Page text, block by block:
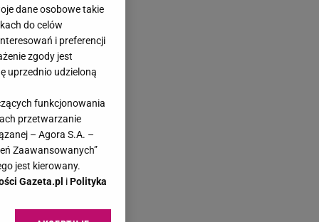
dane osobowe takie
do celów
i preferencji
zgody jest
uprzednio udzieloną
funkcjonowania
przetwarzanie
– Agora S.A. –
Zaawansowanych”
jest kierowany.
Gazeta.pl iPolityka